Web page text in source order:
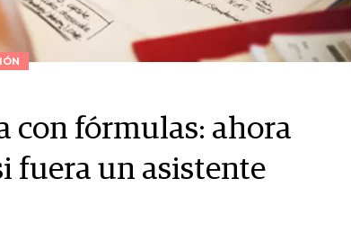
con fórmulas: ahora
fuera un asistente